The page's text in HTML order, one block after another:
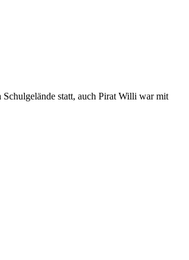
Schulgelände statt, auch Pirat Willi war mit